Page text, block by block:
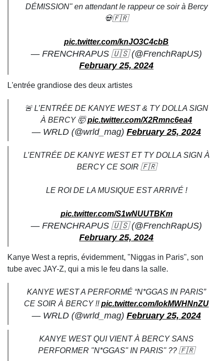
DÉMISSION" en attendant le rappeur ce soir à Bercy
💀🇫🇷
pic.twitter.com/knJO3C4cbB
— FRENCHRAPUS 🇺🇸 (@FrenchRapUS)
February 25, 2024
L'entrée grandiose des deux artistes
🚨 L’ENTRÉE DE KANYE WEST & TY DOLLA SIGN
À BERCY 🤯pic.twitter.com/X2Rmnc6ea4
— WRLD (@wrld_mag) February 25, 2024
L’ENTRÉE DE KANYE WEST ET TY DOLLA SIGN À
BERCY CE SOIR 🇫🇷
LE ROI DE LA MUSIQUE EST ARRIVÉ !
pic.twitter.com/S1wNUUTBKm
— FRENCHRAPUS 🇺🇸 (@FrenchRapUS)
February 25, 2024
Kanye West a repris, évidemment, "Niggas in Paris", son
tube avec JAY-Z, qui a mis le feu dans la salle.
KANYE WEST A PERFORMÉ “N*GGAS IN PARIS”
CE SOIR À BERCY !!pic.twitter.com/lokMWHNnZU
— WRLD (@wrld_mag) February 25, 2024
KANYE WEST QUI VIENT À BERCY SANS
PERFORMER "N*GGAS" IN PARIS" ?? 🇫🇷